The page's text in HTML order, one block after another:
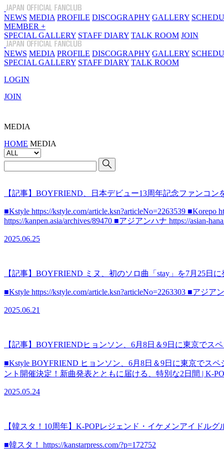
NEWS MEDIA PROFILE DISCOGRAPHY GALLERY
MEMBER +
SPECIAL GALLERY STAFF DIARY TALK ROOM JOIN
NEWS MEDIA PROFILE DISCOGRAPHY GALLERY
SPECIAL GALLERY STAFF DIARY TALK ROOM
LOGIN
JOIN
MEDIA
HOME MEDIA
【記事】BOYFRIEND、日本デビュー13周年記念ファンコン
■Kstyle https://kstyle.com/article.ksn?articleNo=2263539 ■Korepo
https://kanpen.asia/archives/89470 ■アジアンハナ https://asian-
2025.06.25
【記事】BOYFRIEND ミヌ、初のソロ曲「stay」を7月25日
■Kstyle https://kstyle.com/article.ksn?articleNo=2263303 ■アジア
2025.06.21
【記事】BOYFRIENDヒョンソン、6月8日＆9日に東京でス
■Kstyle BOYFRIEND ヒョンソン、6月8日＆9日に東京でス
ント開催決定！新曲発表とともに届ける、特別な2日間 | K-
2025.05.24
【韓スタ！10周年】K-POPレジェンド・イケメンアイドル
■韓スタ！ https://kanstarpress.com/?p=172752